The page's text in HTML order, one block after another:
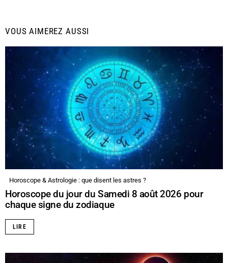
VOUS AIMEREZ AUSSI
Horoscope & Astrologie : que disent les astres ?
Horoscope du jour du Samedi 8 août 2026 pour
chaque signe du zodiaque
LIRE